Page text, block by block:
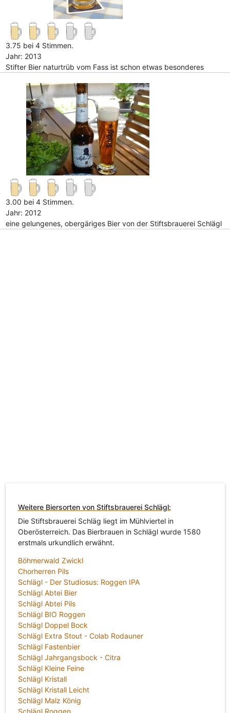
3.75 bei 4 Stimmen.
Jahr: 2013
Stifter Bier naturtrüb vom Fass ist schon etwas besonderes
3.00 bei 4 Stimmen.
Jahr: 2012
eine gelungenes, obergäriges Bier von der Stiftsbrauerei Schlägl
Weitere Biersorten von Stiftsbrauerei Schlägl:
Die Stiftsbrauerei Schläg liegt im Mühlviertel in
Oberösterreich. Das Bierbrauen in Schlägl wurde 1580
erstmals urkundlich erwähnt.
Böhmerwald Zwickl
Chorherren Pils
Schlägl - Der Studiosus: Roggen IPA
Schlägl Abtei Bier
Schlägl Abtei Pils
Schlägl BIO Roggen
Schlägl Doppel Bock
Schlägl Extra Stout - Colab Rodauner
Schlägl Fastenbier
Schlägl Jahrgangsbock - Citra
Schlägl Kleine Feine
Schlägl Kristall
Schlägl Kristall Leicht
Schlägl Malz König